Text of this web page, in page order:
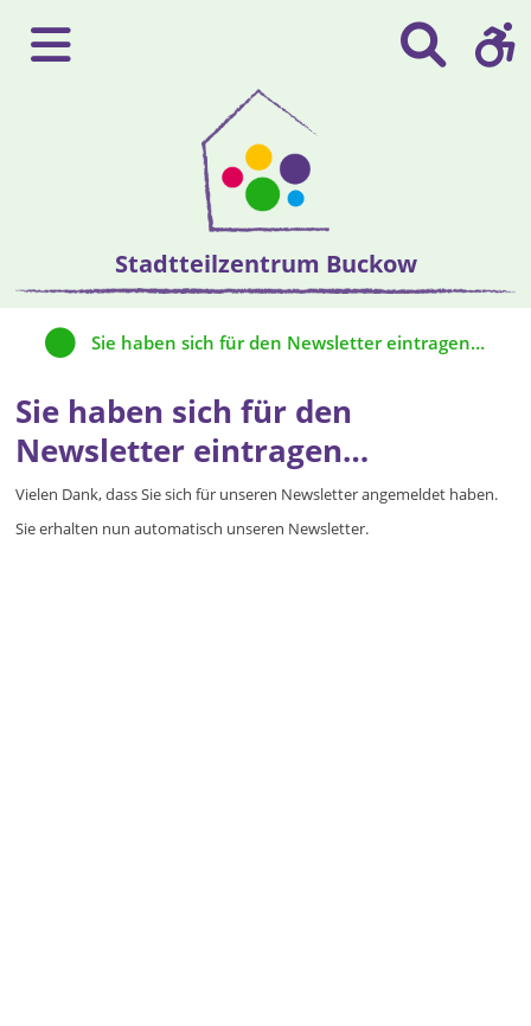
Stadtteilzentrum Buckow
Sie haben sich für den
Newsletter eintragen…
Vielen Dank, dass Sie sich für unseren Newsletter angemeldet haben.
Sie erhalten nun automatisch unseren Newsletter.
Sie haben sich für den Newsletter eintragen…